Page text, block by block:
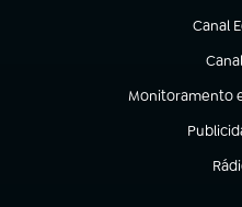
Canal
(abre
(abre
Monitoramento
(abre em nova
(abre